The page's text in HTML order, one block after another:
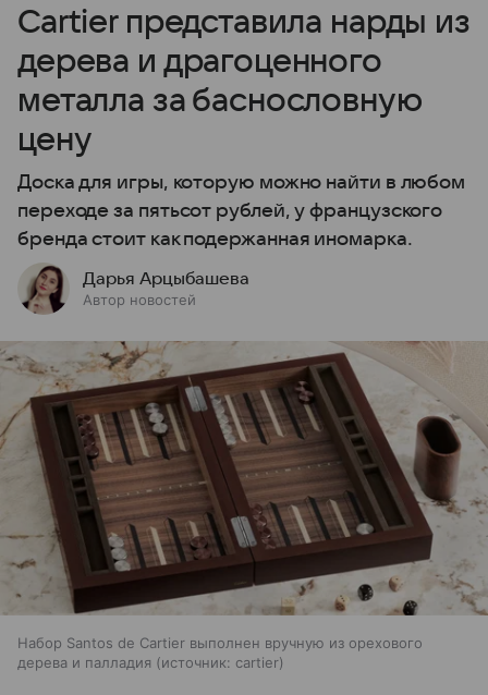
Cartier представила нарды из
дерева и драгоценного
металла за баснословную
цену
Доска для игры, которую можно найти в любом
переходе за пятьсот рублей, у французского
бренда стоит как подержанная иномарка.
Дарья Арцыбашева
Автор новостей
Набор Santos de Cartier выполнен вручную из орехового
дерева и палладия
источник: cartier